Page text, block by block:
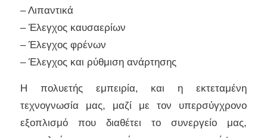
– Λιπαντικά
– Έλεγχος καυσαερίων
– Έλεγχος φρένων
– Έλεγχος και ρύθμιση ανάρτησης
Η πολυετής εμπειρία, και η εκτεταμένη
τεχνογνωσία μας, μαζί με τον υπερσύγχρονο
εξοπλισμό που διαθέτει το συνεργείο μας,